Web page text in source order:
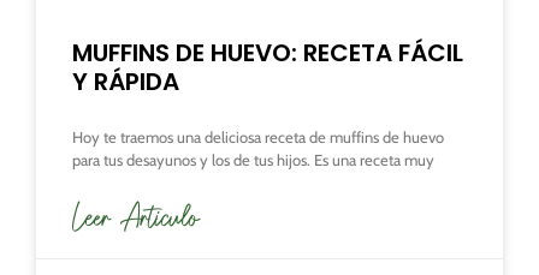
MUFFINS DE HUEVO: RECETA FÁCIL
Y RÁPIDA
Hoy te traemos una deliciosa receta de muffins de huevo
para tus desayunos y los de tus hijos. Es una receta muy
Leer Articulo